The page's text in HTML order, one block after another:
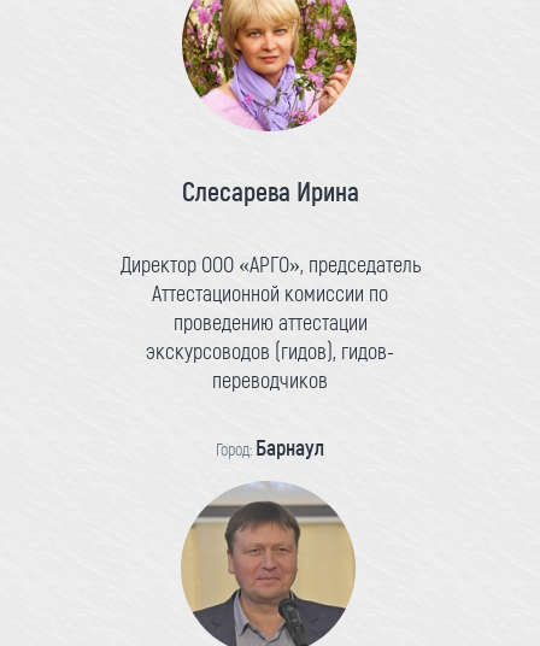
Слесарева Ирина
Директор ООО «АРГО», председатель
Аттестационной комиссии по
проведению аттестации
экскурсоводов (гидов), гидов-
переводчиков
Город: Барнаул